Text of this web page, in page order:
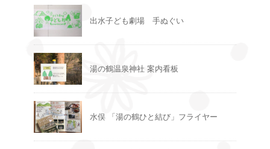
出水子ども劇場 手ぬぐい
湯の鶴温泉神社 案内看板
水俣 「湯の鶴ひと結び」フライヤー